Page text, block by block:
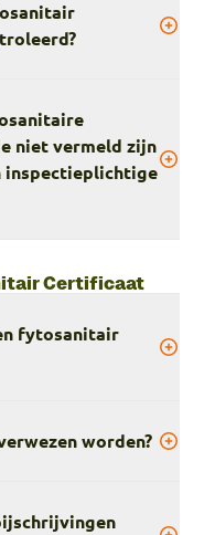
niet vermeld zijn
inspectieplichtige
Certificaat
fytosanitair
worden?